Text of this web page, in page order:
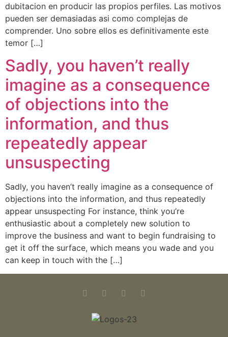
dubitacion en producir las propios perfiles. Las motivos
pueden ser demasiadas asi­ como complejas de
comprender. Uno sobre ellos es definitivamente este
temor […]
Sadly, you haven’t really
imagine as a consequence
of objections into the
information, and thus
repeatedly appear
unsuspecting
Sadly, you haven’t really imagine as a consequence of
objections into the information, and thus repeatedly
appear unsuspecting For instance, think you’re
enthusiastic about a completely new solution to
improve the business and want to begin fundraising to
get it off the surface, which means you wade and you
can keep in touch with the […]